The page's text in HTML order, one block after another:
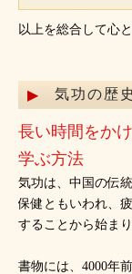
以上を総合して心
気功の歴史
長い時間をか
学ぶ方法
気功は、中国の伝
保健ともいわれ、
することから始まり
書物には、4000年